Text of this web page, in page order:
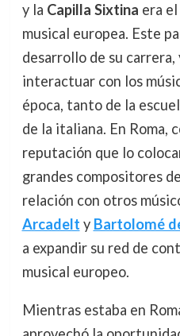
y la Capilla Sixtina era
musical europea. Este
desarrollo de su
interactuar con los
época, tanto de la
de la italiana. En Roma,
reputación que lo
grandes compositores
relación con otros
Arcadelt y Bartolomé
a expandir su red de
musical europeo.
Mientras estaba en